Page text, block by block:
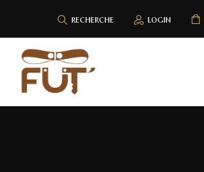
recherche login